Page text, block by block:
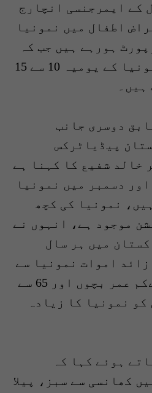
کے ایمرجنسی انچارج
اطفال میں نمونیا
کیسز رپورٹ ہورہے ہیں جب کہ
سول اسپتال میں نمونیا کے یومیہ 10 سے 15
دوسری جانب
پیڈیاٹرکس
خالد شفیع کا کہنا ہے
دسمبر میں نمونیا
نمونیا کی کچھ
موجود ہے، انہوں نے
میں ہر سال
سے زائد اموات نمونیا سے
ہوتی ہیں، 2 سال سےکم عمر بچوں اور 65 سے
نمونیا کا زیادہ
ہوئے کہا کہ
کھانسی سے سبز، پیلا